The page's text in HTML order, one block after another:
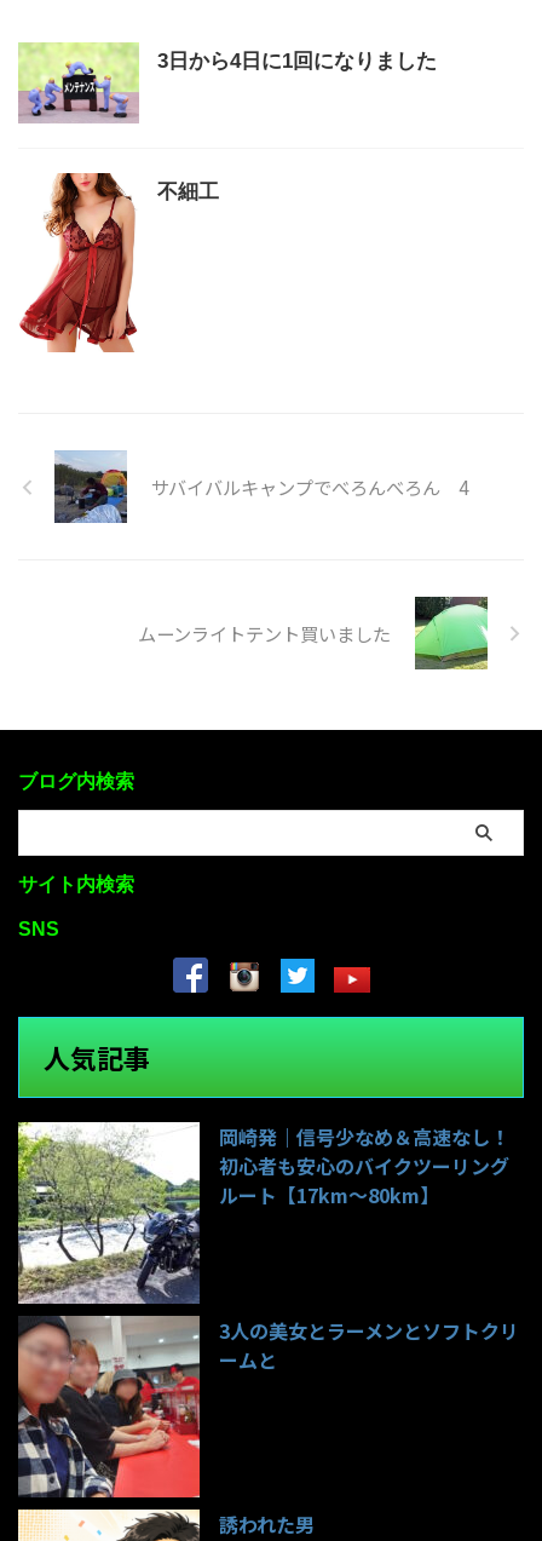
3日から4日に1回になりました
不細工
サバイバルキャンプでべろんべろん 4
ムーンライトテント買いました
ブログ内検索
サイト内検索
SNS
人気記事
岡崎発｜信号少なめ＆高速なし！
初心者も安心のバイクツーリング
ルート【17km〜80km】
3人の美女とラーメンとソフトクリ
ームと
誘われた男